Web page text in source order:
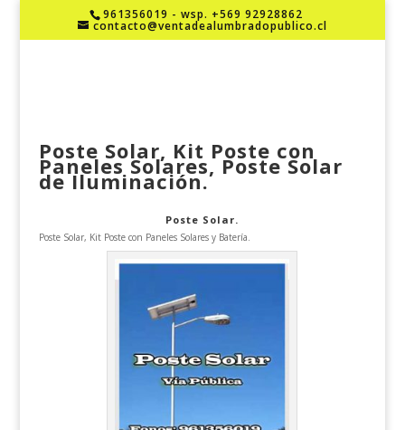
961356019 - wsp. +569 92928862
contacto@ventadealumbradopublico.cl
Poste Solar, Kit Poste con
Paneles Solares, Poste Solar
de Iluminación.
Poste Solar.
Poste Solar, Kit Poste con Paneles Solares y Batería.